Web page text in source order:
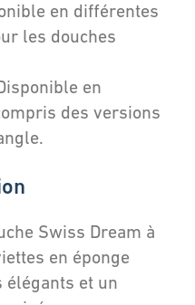
en différentes
les douches
en
des versions
Swiss Dream à
en éponge
élégants et un